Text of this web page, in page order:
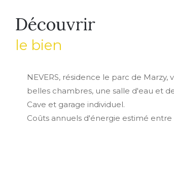
découvrir
le bien
NEVERS, résidence le parc de
belles chambres, une salle d'eau et
Cave et garage individuel.
Coûts annuels d'énergie estimé entre